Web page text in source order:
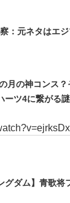
：元ネタはエ
月の神コンス
ツ4に繋がる謎
グダム】青歌将